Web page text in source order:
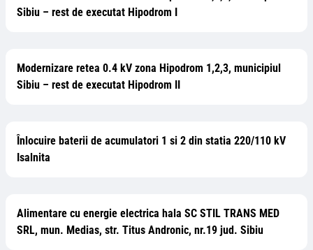
Sibiu – rest de executat Hipodrom I
Modernizare retea 0.4 kV zona Hipodrom 1,2,3, municipiul
Sibiu – rest de executat Hipodrom II
Înlocuire baterii de acumulatori 1 si 2 din statia 220/110 kV
Isalnita
Alimentare cu energie electrica hala SC STIL TRANS MED
SRL, mun. Medias, str. Titus Andronic, nr.19 jud. Sibiu